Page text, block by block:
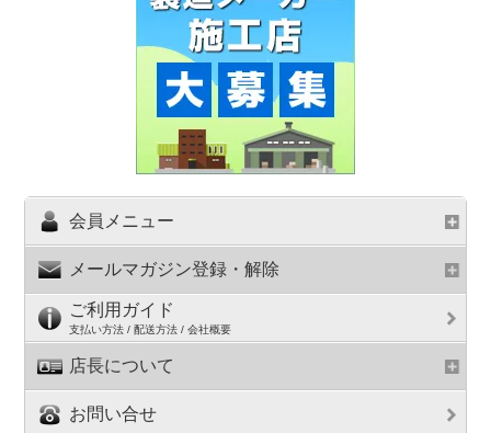
会員メニュー
メールマガジン登録・解除
ご利用ガイド
支払い方法 / 配送方法 / 会社概要
店長について
お問い合せ